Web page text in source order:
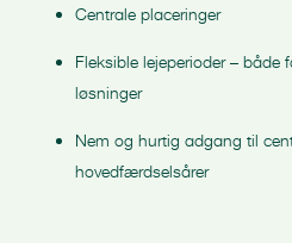
Centrale placeringer
Fleksible lejeperioder – både
løsninger
Nem og hurtig adgang til
hovedfærdselsårer